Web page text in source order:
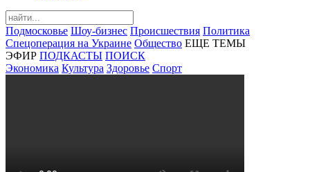
Подмосковье Шоу-бизнес Происшествия Политика
Спецоперация на Украине Общество ЕЩЕ ТЕМЫ
ЭФИР ПОДКАСТЫ ПОИСК
Экономика Культура Здоровье Спорт